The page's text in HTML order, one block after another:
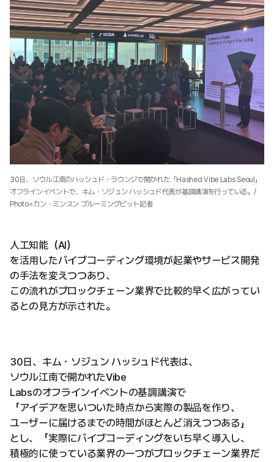
30日、ソウル江南のハッシュド・ラウンジで開かれた「Hashed Vibe Labs Seoul」
オフラインイベントで、キム・ソジュン ハッシュド代表が基調講演を行っている。/
Photo=カン・ミンスン ブルーミングビット記者
人工知能（AI）
を活用したバイブコーディング環境が起業やサービス開発
の手法を変えつつあり、
この流れがブロックチェーン業界で比較的早く広がってい
るとの見方が示された。
30日、キム・ソジュン ハッシュド代表は、
ソウル江南で開かれたVibe
Labsのオフラインイベントの基調講演で
「アイデアを思いついた時点から実際の製品を作り、
ユーザーに届けるまでの時間がほとんど消えつつある」
とし、「実際にバイブコーディングをいち早く導入し、
積極的に使っている業界の一つがブロックチェーン業界だ